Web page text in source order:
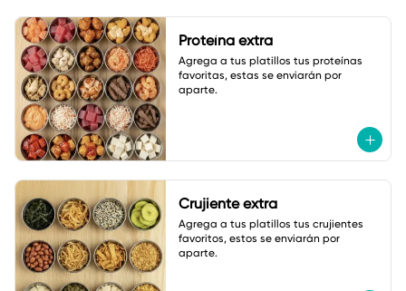
Proteína extra
Agrega a tus platillos tus proteínas
favoritas, estas se enviarán por
aparte.
Crujiente extra
Agrega a tus platillos tus crujientes
favoritos, estos se enviarán por
aparte.